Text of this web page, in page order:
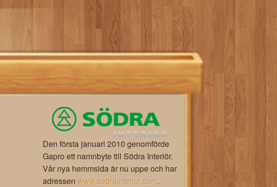
Den första januari 2010 genomförde
Gapro ett namnbyte till Södra Interiör.
Vår nya hemmsida är nu uppe och har
adressen www.sodrainterior.com.